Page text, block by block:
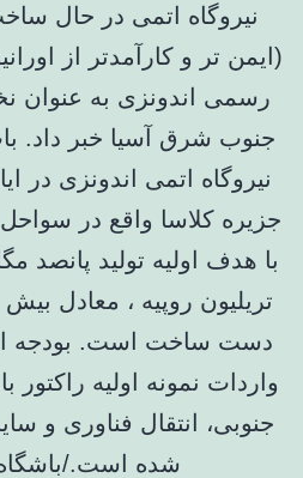
نیروگاه اتمی در حال
(ایمن تر و کارآمدتر از
رسمی اندونزی به عنوان
جنوب شرق آسیا خبر داد.
نیروگاه اتمی اندونزی در
جزیره کلاسا واقع در
تریلیون روپیه ، معادل بیش
دست ساخت است. بودجه
واردات نمونه اولیه
جنوبی، انتقال فناوری و
شده است./باشگاه